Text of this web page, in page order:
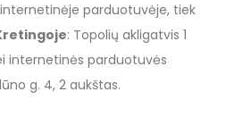
parduotuvėje, tiek
: Topolių akligatvis 1
internetinės parduotuvės
g. 4, 2 aukštas.